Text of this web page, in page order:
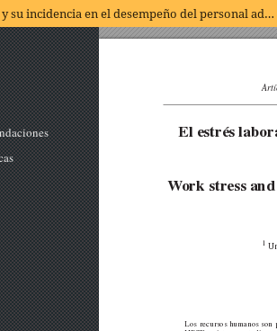
El estrés laboral y su incidencia en el desempeño del personal administrativo